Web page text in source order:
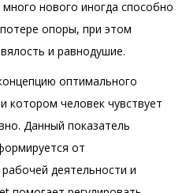
нового иногда способно
опоры, при этом
и равнодушие.
оптимального
котором человек чувствует
Данный показатель
от
деятельности и